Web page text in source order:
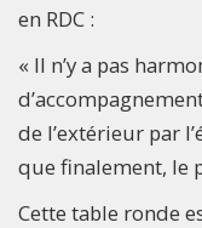
en RDC :
« Il n’y a pas
de l’extérieur par
que finalement, le
Cette table ronde